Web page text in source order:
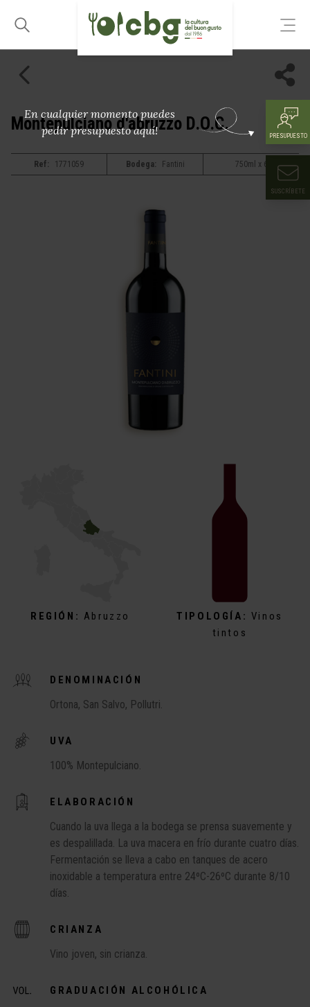
En cualquier momento puedes
pedir presupuesto aquí!
PRESUPUESTO
SUSCRÍBETE
Montepulciano d'abruzzo D.O.C.
Ref: 1771059 Bodega: Fantini 750ml x 6
DENOMINACIÓN
Ortona, San Salvo, Pollutri.
UVA
100% Montepulciano.
ELABORACIÓN
Cuando la uva llega a la bodega se prensa suavemente y
es despalillada. La uva macera en frío durante cuatro días.
Fermentación se lleva a cabo en tanques de acero
inoxidable a temperatura entre 24ºC-26ºC durante 8/10
días.
CRIANZA
Vino joven, sin crianza.
GRADUACIÓN ALCOHÓLICA
REGIÓN: Abruzzo TIPOLOGÍA: Vinos
tintos